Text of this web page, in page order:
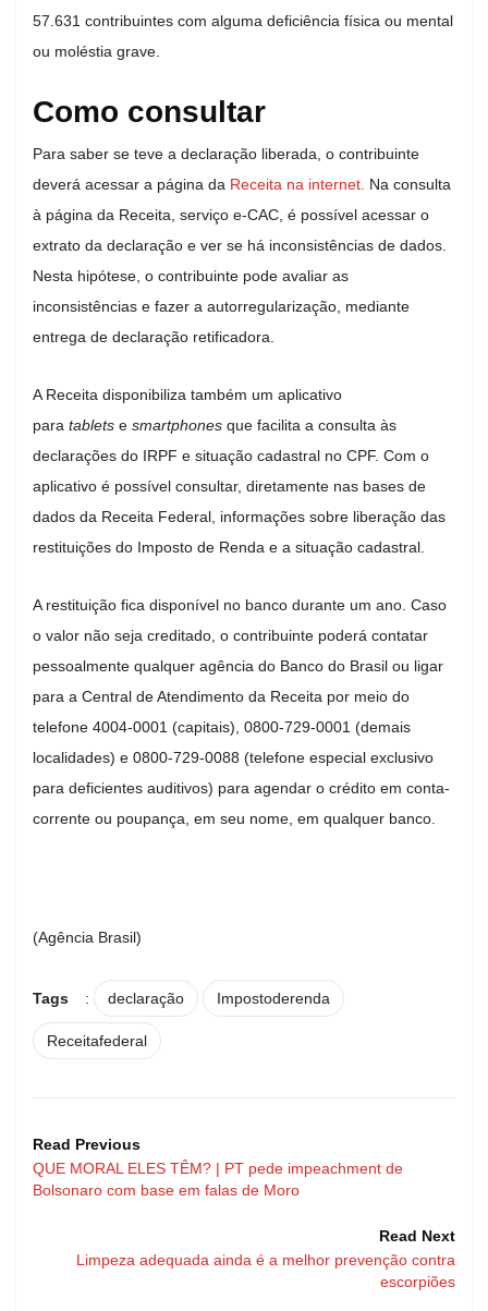
57.631 contribuintes com alguma deficiência física ou mental
ou moléstia grave.
Como consultar
Para saber se teve a declaração liberada, o contribuinte
deverá acessar a página da Receita na internet. Na consulta
à página da Receita, serviço e-CAC, é possível acessar o
extrato da declaração e ver se há inconsistências de dados.
Nesta hipótese, o contribuinte pode avaliar as
inconsistências e fazer a autorregularização, mediante
entrega de declaração retificadora.
A Receita disponibiliza também um aplicativo
para tablets e smartphones que facilita a consulta às
declarações do IRPF e situação cadastral no CPF. Com o
aplicativo é possível consultar, diretamente nas bases de
dados da Receita Federal, informações sobre liberação das
restituições do Imposto de Renda e a situação cadastral.
A restituição fica disponível no banco durante um ano. Caso
o valor não seja creditado, o contribuinte poderá contatar
pessoalmente qualquer agência do Banco do Brasil ou ligar
para a Central de Atendimento da Receita por meio do
telefone 4004-0001 (capitais), 0800-729-0001 (demais
localidades) e 0800-729-0088 (telefone especial exclusivo
para deficientes auditivos) para agendar o crédito em conta-
corrente ou poupança, em seu nome, em qualquer banco.
(Agência Brasil)
Tags : declaração Impostoderenda
Receitafederal
Read Previous
QUE MORAL ELES TÊM? | PT pede impeachment de
Bolsonaro com base em falas de Moro
Read Next
Limpeza adequada ainda é a melhor prevenção contra
escorpiões